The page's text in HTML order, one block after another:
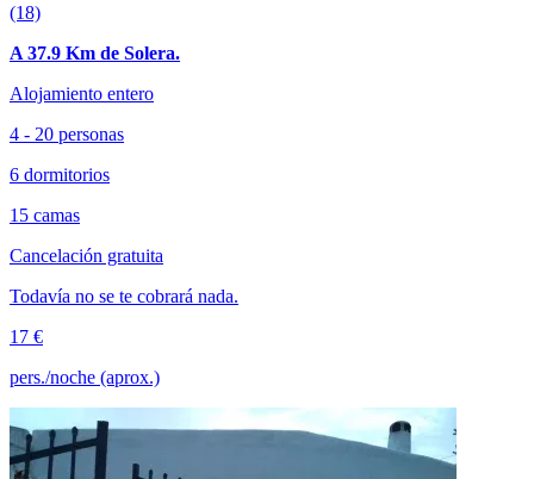
(18)
A 37.9 Km de Solera.
Alojamiento entero
4 - 20 personas
6 dormitorios
15 camas
Cancelación gratuita
Todavía no se te cobrará nada.
17 €
pers./noche (aprox.)